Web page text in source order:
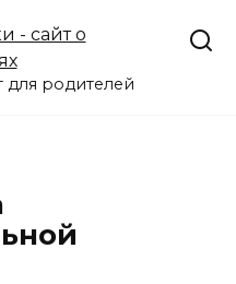
для родителей